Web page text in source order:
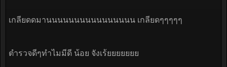
เกลียดดมานนนนนนนนนนนนนนนน เกลียดๆๆๆๆๆ
ตำรวจดีๆทำไมมีดี น้อย จังเร้ยยยยยยย